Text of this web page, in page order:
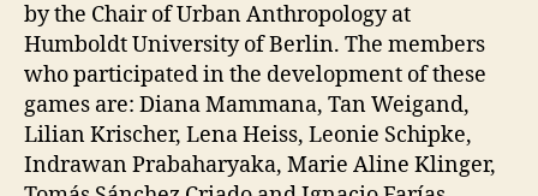
by the Chair of Urban Anthropology at
Humboldt University of Berlin. The members
who participated in the development of these
games are: Diana Mammana, Tan Weigand,
Lilian Krischer, Lena Heiss, Leonie Schipke,
Indrawan Prabaharyaka, Marie Aline Klinger,